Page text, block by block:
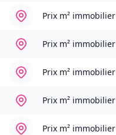
Prix m² immobilier
Prix m² immobilier
Prix m² immobilier
Prix m² immobilier
Prix m² immobilier